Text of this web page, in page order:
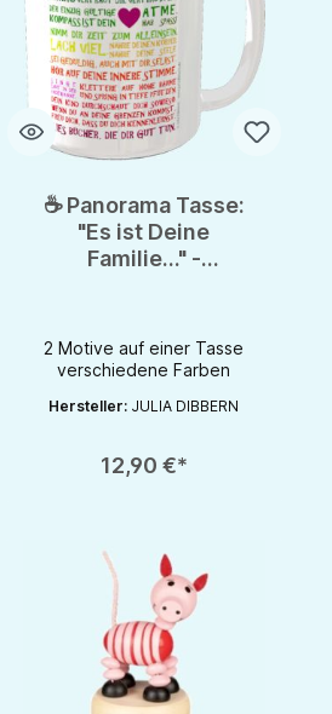
die Anzahl zu erhöhen oder zu reduzieren.
Wert ein oder benutze die Schaltflächen
☕ Panorama Tasse:
"Es ist Deine
Familie..." -
Dibbern
2 Motive auf einer Tasse
verschiedene Farben
Hersteller: JULIA DIBBERN
12,90 €*
Produkt Anzahl: Gib den